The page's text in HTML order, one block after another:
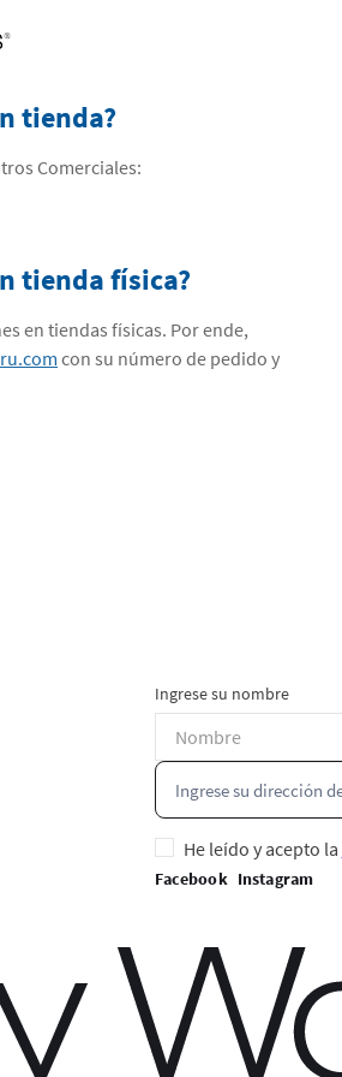
tienda?
Comerciales:
tienda física?
en tiendas físicas. Por ende,
con su número de pedido y
Ingrese su nombre
He leído y acepto la